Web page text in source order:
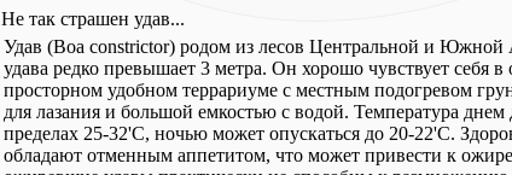
Не так страшен удав...
Удав (Boa constrictor) родом из лесов Центральной и
удава редко превышает 3 метра. Он хорошо чувствует себя в
просторном удобном террариуме с местным подогревом
для лазания и большой емкостью с водой. Температура
пределах 25-32'С, ночью может опускаться до 20-22'С.
обладают отменным аппетитом, что может привести к